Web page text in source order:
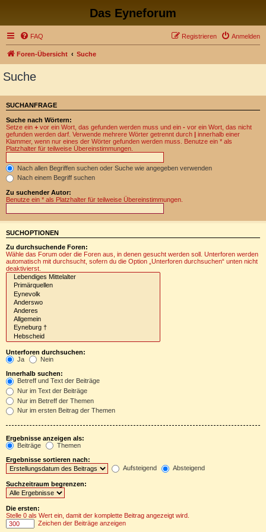
Das Eyneforum
FAQ Anmelden
Registrieren
Foren-Übersicht Suche
Suche
SUCHANFRAGE
Suche nach Wörtern:
Setze ein + vor ein Wort, das gefunden werden muss und ein - vor ein Wort, das nicht
gefunden werden darf. Verwende mehrere Wörter getrennt durch | innerhalb einer
Klammer, wenn nur eines der Wörter gefunden werden muss. Benutze ein * als
Platzhalter für teilweise Übereinstimmungen.
Nach allen Begriffen suchen oder Suche wie angegeben verwenden
Nach einem Begriff suchen
Zu suchender Autor:
Benutze ein * als Platzhalter für teilweise Übereinstimmungen.
SUCHOPTIONEN
Zu durchsuchende Foren:
Wähle das Forum oder die Foren aus, in denen gesucht werden soll. Unterforen werden
automatisch mit durchsucht, sofern du die Option „Unterforen durchsuchen“ unten nicht
deaktivierst.
Unterforen durchsuchen:
Ja
Nein
Innerhalb suchen:
Betreff und Text der Beiträge
Nur im Text der Beiträge
Nur im Betreff der Themen
Nur im ersten Beitrag der Themen
Ergebnisse anzeigen als:
Beiträge
Themen
Ergebnisse sortieren nach:
Aufsteigend
Absteigend
Suchzeitraum begrenzen:
Die ersten:
Stelle 0 als Wert ein, damit der komplette Beitrag angezeigt wird.
Zeichen der Beiträge anzeigen